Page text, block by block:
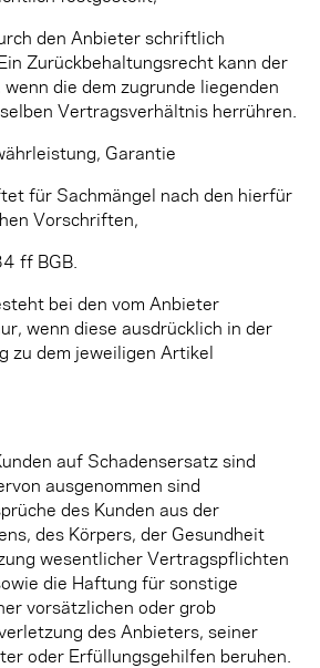
den Anbieter schriftlich
Zurückbehaltungsrecht kann der
die dem zugrunde liegenden
Vertragsverhältnis herrühren.
Garantie
für Sachmängel nach den hierfür
Vorschriften,
ff BGB.
bei den vom Anbieter
wenn diese ausdrücklich in der
zu dem jeweiligen Artikel
auf Schadensersatz sind
ausgenommen sind
des Kunden aus der
des Körpers, der Gesundheit
wesentlicher Vertragspflichten
die Haftung für sonstige
vorsätzlichen oder grob
des Anbieters, seiner
oder Erfüllungsgehilfen beruhen.